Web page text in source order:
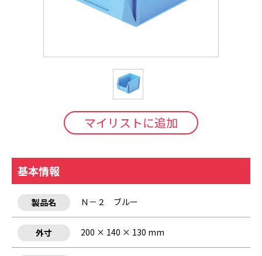
マイリストに追加
基本情報
製品名 Ｎ－２ ブルー
外寸 200 × 140 × 130 mm